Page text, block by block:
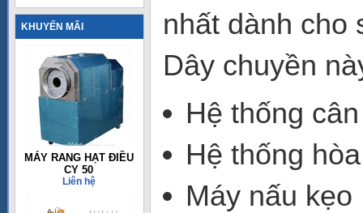
KHUYẾN MÃI
MÁY RANG HẠT ĐIỀU
CY 50
Liên hệ
nhất dành cho
Dây chuyền
Hệ thống
Hệ thống
Máy nấu kẹo